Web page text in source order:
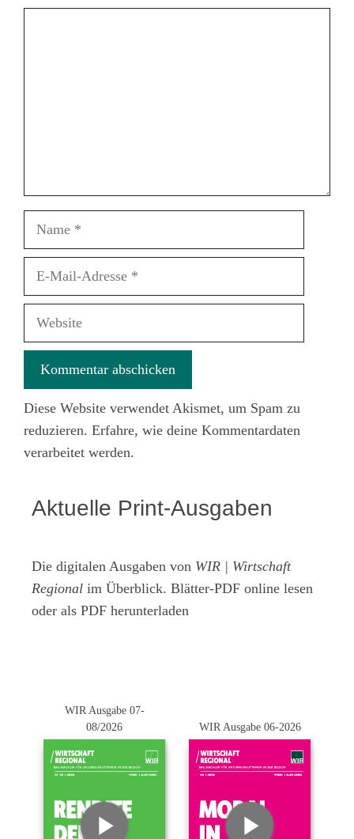
Diese Website verwendet Akismet, um Spam zu
reduzieren. Erfahre, wie deine Kommentardaten
verarbeitet werden.
Aktuelle Print-Ausgaben
Die digitalen Ausgaben von WIR | Wirtschaft
Regional im Überblick. Blätter-PDF online lesen
oder als PDF herunterladen
WIR Ausgabe 07-
08/2026
WIR Ausgabe 06-2026